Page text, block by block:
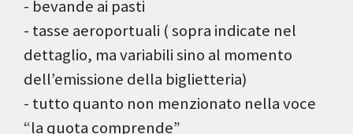
- bevande ai pasti
- tasse aeroportuali ( sopra indicate nel
dettaglio, ma variabili sino al momento
dell’emissione della biglietteria)
- tutto quanto non menzionato nella voce
“la quota comprende”